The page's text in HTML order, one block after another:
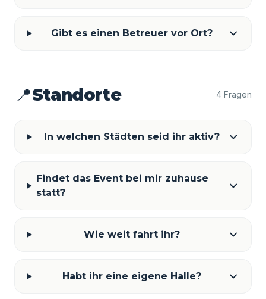
Gibt es einen Betreuer vor Ort?
📍Standorte 4 Fragen
In welchen Städten seid ihr aktiv?
Findet das Event bei mir zuhause
statt?
Wie weit fahrt ihr?
Habt ihr eine eigene Halle?